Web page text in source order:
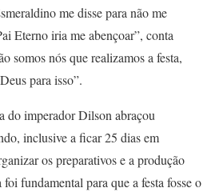
me disse para não me
Eterno iria me abençoar”, conta
somos nós que realizamos a festa,
para isso”.
do imperador Dilson abraçou
inclusive a ficar 25 dias em
os preparativos e a produção
fundamental para que a festa fosse o